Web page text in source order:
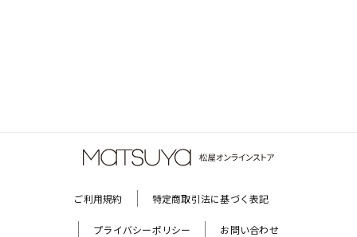
ご利用規約 特定商取引法に基づく表記
プライバシーポリシー お問い合わせ